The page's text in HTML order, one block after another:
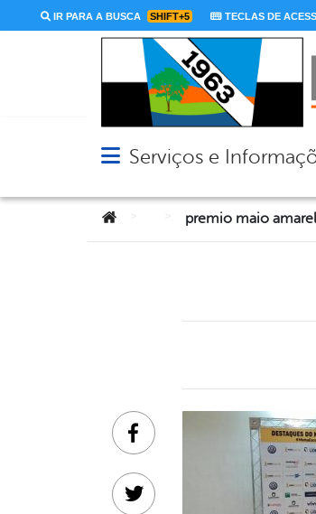
IR PARA A BUSCA SHIFT+5 TECLAS DE
Abrir menu principal de
Serviços e
Você está aqui:premio maio
Facebook
Twitter